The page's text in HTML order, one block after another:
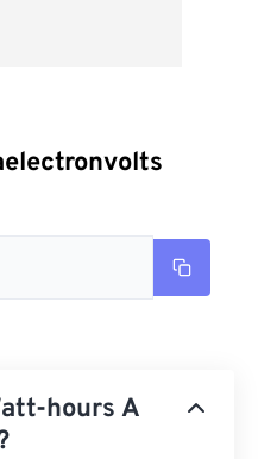
hours A